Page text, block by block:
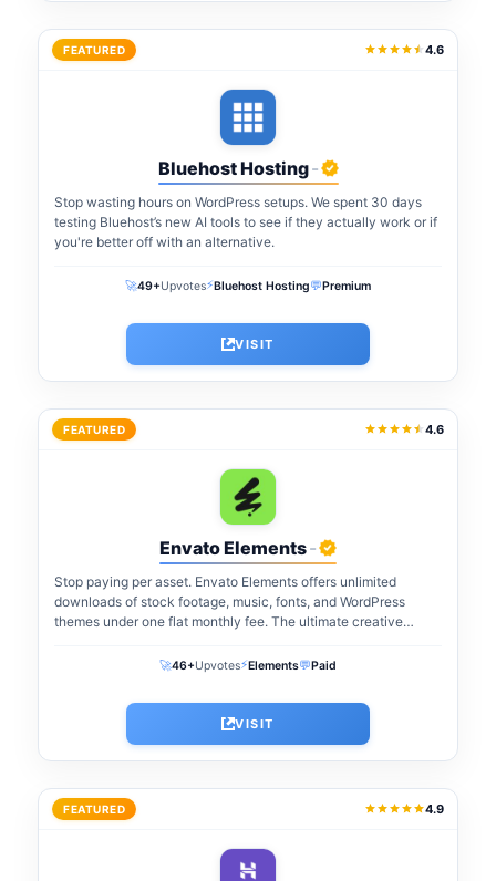
FEATURED 4.6
Bluehost Hosting-
Stop wasting hours on WordPress setups. We spent 30 days
testing Bluehost’s new AI tools to see if they actually work or if
you're better off with an alternative.
🚀49+Upvotes⚡Bluehost Hosting💬Premium
VISIT
FEATURED 4.6
Envato Elements-
Stop paying per asset. Envato Elements offers unlimited
downloads of stock footage, music, fonts, and WordPress
themes under one flat monthly fee. The ultimate creative
🚀46+Upvotes⚡Elements💬Paid
VISIT
FEATURED 4.9